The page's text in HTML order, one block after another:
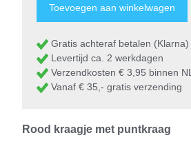
Gratis achteraf betalen (Klarna)
Levertijd ca. 2 werkdagen
Verzendkosten € 3,95 binnen NL
Vanaf € 35,- gratis verzending
Rood kraagje met puntkraag